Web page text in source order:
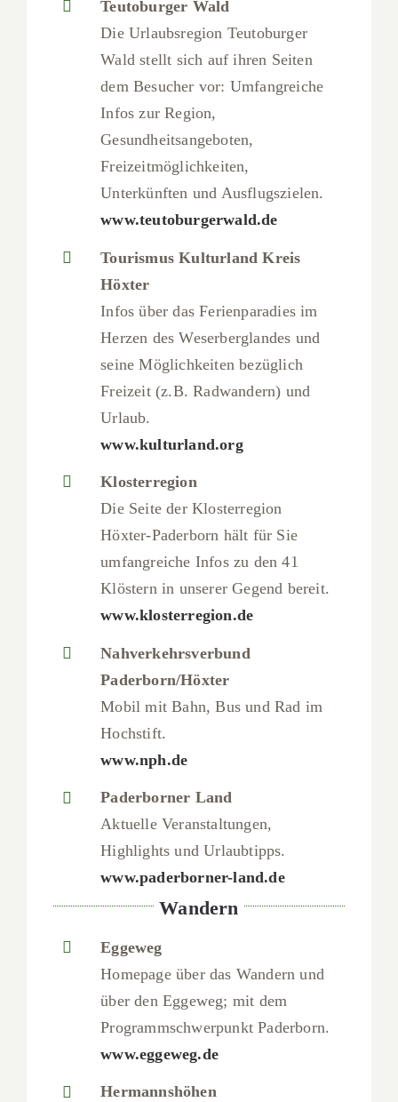
Teutoburger Wald
Die Urlaubsregion Teutoburger
Wald stellt sich auf ihren Seiten
dem Besucher vor: Umfangreiche
Infos zur Region,
Gesundheitsangeboten,
Freizeitmöglichkeiten,
Unterkünften und Ausflugszielen.
www.teutoburgerwald.de
Tourismus Kulturland Kreis
Höxter
Infos über das Ferienparadies im
Herzen des Weserberglandes und
seine Möglichkeiten bezüglich
Freizeit (z.B. Radwandern) und
Urlaub.
www.kulturland.org
Klosterregion
Die Seite der Klosterregion
Höxter-Paderborn hält für Sie
umfangreiche Infos zu den 41
Klöstern in unserer Gegend bereit.
www.klosterregion.de
Nahverkehrsverbund
Paderborn/Höxter
Mobil mit Bahn, Bus und Rad im
Hochstift.
www.nph.de
Paderborner Land
Aktuelle Veranstaltungen,
Highlights und Urlaubtipps.
www.paderborner-land.de
Wandern
Eggeweg
Homepage über das Wandern und
über den Eggeweg; mit dem
Programmschwerpunkt Paderborn.
www.eggeweg.de
Hermannshöhen